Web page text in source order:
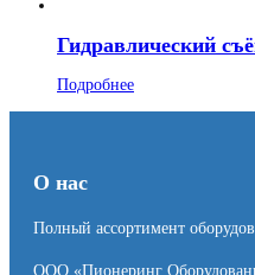
Гидравлический
Подробнее
О нас
Полный ассортимент
ООО «Пионеринг